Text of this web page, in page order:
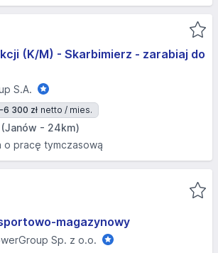
(K/M) - Skarbimierz - zarabiaj do
S.A.
300 zł netto / mies.
(Janów - 24km)
o pracę tymczasową
magazynowy
Sp. z o.o.